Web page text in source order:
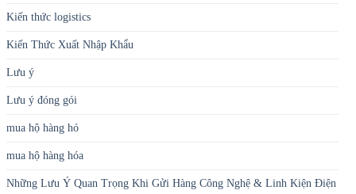
Kiến thức logistics
Kiến Thức Xuất Nhập Khẩu
Lưu ý
Lưu ý đóng gói
mua hộ hàng hó
mua hộ hàng hóa
Những Lưu Ý Quan Trọng Khi Gửi Hàng Công Nghệ & Linh Kiện Điện